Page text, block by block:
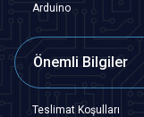
Arduino
Önemli Bilgiler
Teslimat Koşulları